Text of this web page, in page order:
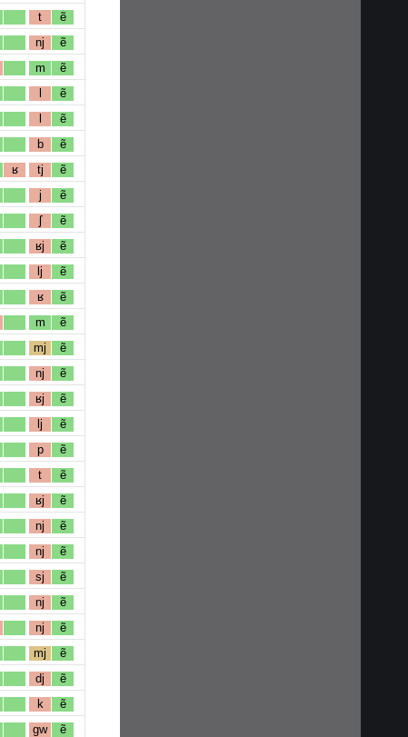
t ẽ
nj ẽ
m ẽ
l ẽ
l ẽ
b ẽ
ʁ tj ẽ
j ẽ
ʃ ẽ
ʁj ẽ
lj ẽ
ʁ ẽ
m ẽ
mj ẽ
nj ẽ
ʁj ẽ
lj ẽ
p ẽ
t ẽ
ʁj ẽ
nj ẽ
nj ẽ
sj ẽ
nj ẽ
nj ẽ
mj ẽ
dj ẽ
k ẽ
gw ẽ